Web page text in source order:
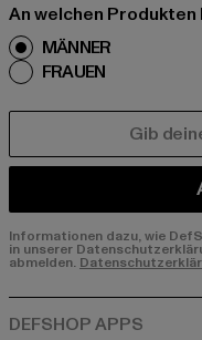
An welchen
MÄNNER
FRAUEN
Informationen dazu, wie
in unserer
abmelden.